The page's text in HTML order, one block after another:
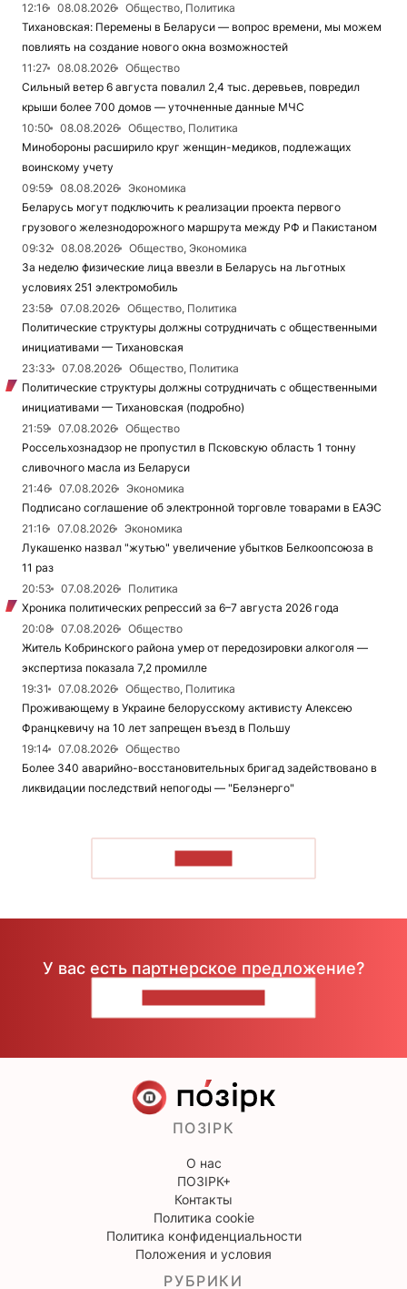
12:16
08.08.2026
Общество, Политика
Тихановская: Перемены в Беларуси — вопрос времени, мы можем
повлиять на создание нового окна возможностей
11:27
08.08.2026
Общество
Сильный ветер 6 августа повалил 2,4 тыс. деревьев, повредил
крыши более 700 домов — уточненные данные МЧС
10:50
08.08.2026
Общество, Политика
Минобороны расширило круг женщин-медиков, подлежащих
воинскому учету
09:59
08.08.2026
Экономика
Беларусь могут подключить к реализации проекта первого
грузового железнодорожного маршрута между РФ и Пакистаном
09:32
08.08.2026
Общество, Экономика
За неделю физические лица ввезли в Беларусь на льготных
условиях 251 электромобиль
23:58
07.08.2026
Общество, Политика
Политические структуры должны сотрудничать с общественными
инициативами — Тихановская
23:33
07.08.2026
Общество, Политика
Политические структуры должны сотрудничать с общественными
инициативами — Тихановская (подробно)
21:59
07.08.2026
Общество
Россельхознадзор не пропустил в Псковскую область 1 тонну
сливочного масла из Беларуси
21:46
07.08.2026
Экономика
Подписано соглашение об электронной торговле товарами в ЕАЭС
21:16
07.08.2026
Экономика
Лукашенко назвал "жутью" увеличение убытков Белкоопсоюза в
11 раз
20:53
07.08.2026
Политика
Хроника политических репрессий за 6–7 августа 2026 года
20:08
07.08.2026
Общество
Житель Кобринского района умер от передозировки алкоголя —
экспертиза показала 7,2 промилле
19:31
07.08.2026
Общество, Политика
Проживающему в Украине белорусскому активисту Алексею
Францкевичу на 10 лет запрещен въезд в Польшу
19:14
07.08.2026
Общество
Более 340 аварийно-восстановительных бригад задействовано в
ликвидации последствий непогоды — "Белэнерго"
У вас есть партнерское предложение?
ПОЗІРК
О нас
ПОЗІРК+
Контакты
Политика cookie
Политика конфиденциальности
Положения и условия
РУБРИКИ